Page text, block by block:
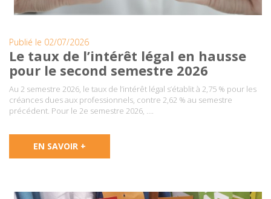
Publié le 02/07/2026
Le taux de l’intérêt légal en hausse
pour le second semestre 2026
Au 2 semestre 2026, le taux de l’intérêt légal s’établit à 2,75 % pour les
créances dues aux professionnels, contre 2,62 % au semestre
précédent. Pour le 2e semestre 2026, ….
EN SAVOIR +